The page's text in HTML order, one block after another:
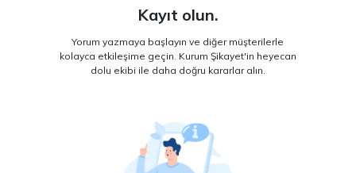
Kayıt olun.
Yorum yazmaya başlayın ve diğer müşterilerle
kolayca etkileşime geçin. Kurum Şikayet'in heyecan
dolu ekibi ile daha doğru kararlar alın.